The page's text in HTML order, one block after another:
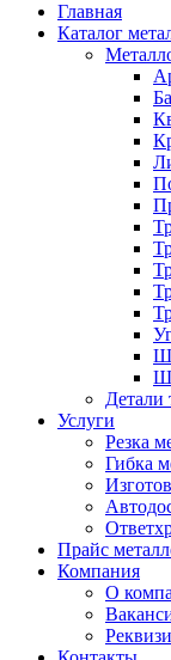
Главная
Каталог
Детали
Услуги
Резка
Гибка
Прайс
Компания
О